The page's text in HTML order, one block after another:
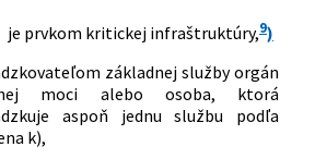
je prvkom kritickej infraštruktúry,9)
základnej služby orgán
moci alebo osoba, ktorá
aspoň jednu službu podľa
k),